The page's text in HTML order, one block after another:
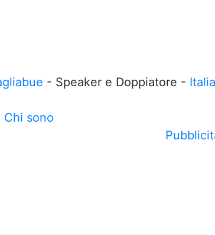
- Speaker e Doppiatore -
Chi sono